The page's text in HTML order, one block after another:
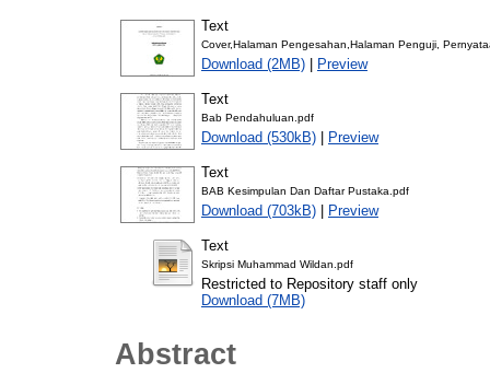
Text
Cover,Halaman Pengesahan,Halaman Penguji,
Download (2MB) | Preview
Text
Bab Pendahuluan.pdf
Download (530kB) | Preview
Text
BAB Kesimpulan Dan Daftar Pustaka.pdf
Download (703kB) | Preview
Text
Skripsi Muhammad Wildan.pdf
Restricted to Repository staff only
Download (7MB)
Abstract